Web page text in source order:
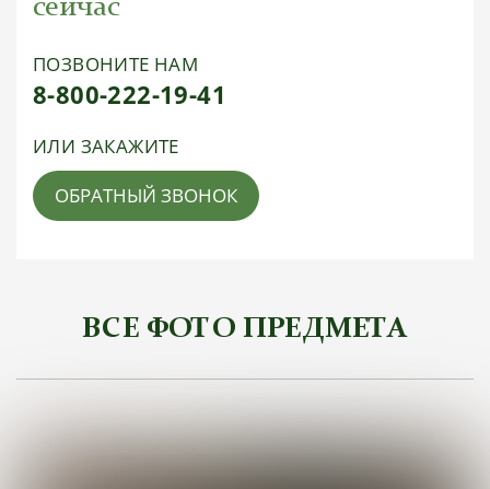
сейчас
ПОЗВОНИТЕ НАМ
8-800-222-19-41
ИЛИ ЗАКАЖИТЕ
ОБРАТНЫЙ ЗВОНОК
ВСЕ ФОТО ПРЕДМЕТА